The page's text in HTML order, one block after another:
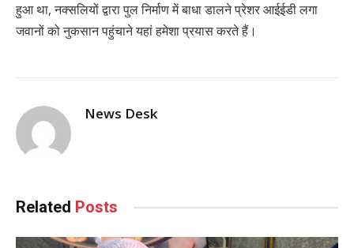
हुआ था, नक्सलियों द्वारा पुल निर्माण में बाधा डालने प्रेशर आईईडी लगा
जवानों को नुकसान पहुंचाने यहां हमेशा प्रयास करते हैं।
News Desk
Related Posts